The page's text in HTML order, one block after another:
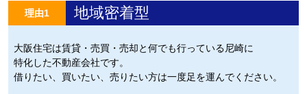
理由1 地域密着型
大阪住宅は賃貸・売買・売却と何でも行っている尼崎に
特化した不動産会社です。
借りたい、買いたい、売りたい方は一度足を運んでください。